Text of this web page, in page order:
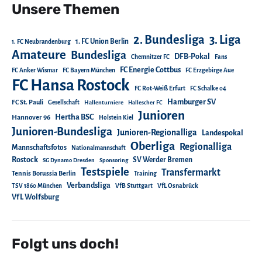
Unsere Themen
1. FC Neubrandenburg 1. FC Union Berlin 2. Bundesliga 3. Liga
Amateure Bundesliga Chemnitzer FC DFB-Pokal Fans
FC Anker Wismar FC Bayern München FC Energie Cottbus FC Erzgebirge Aue
FC Hansa Rostock FC Rot-Weiß Erfurt FC Schalke 04
FC St. Pauli Gesellschaft Hallenturniere Hallescher FC Hamburger SV
Hannover 96 Hertha BSC Holstein Kiel Junioren
Junioren-Bundesliga Junioren-Regionalliga
Landespokal
Mannschaftsfotos
Nationalmannschaft Oberliga Regionalliga
Rostock SG Dynamo Dresden Sponsoring SV Werder Bremen
Tennis Borussia Berlin Testspiele Training Transfermarkt
TSV 1860 München Verbandsliga VfB Stuttgart VfL Osnabrück
VfL Wolfsburg
Folgt uns doch!